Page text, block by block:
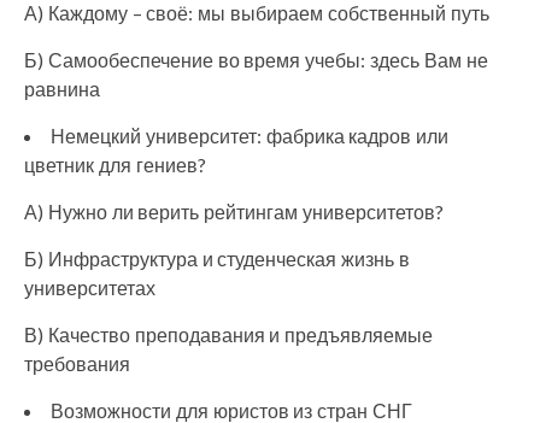
А) Каждому – своё: мы выбираем собственный путь
Б) Самообеспечение во время учебы: здесь Вам не
равнина
Немецкий университет: фабрика кадров или
цветник для гениев?
А) Нужно ли верить рейтингам университетов?
Б) Инфраструктура и студенческая жизнь в
университетах
В) Качество преподавания и предъявляемые
требования
Возможности для юристов из стран СНГ